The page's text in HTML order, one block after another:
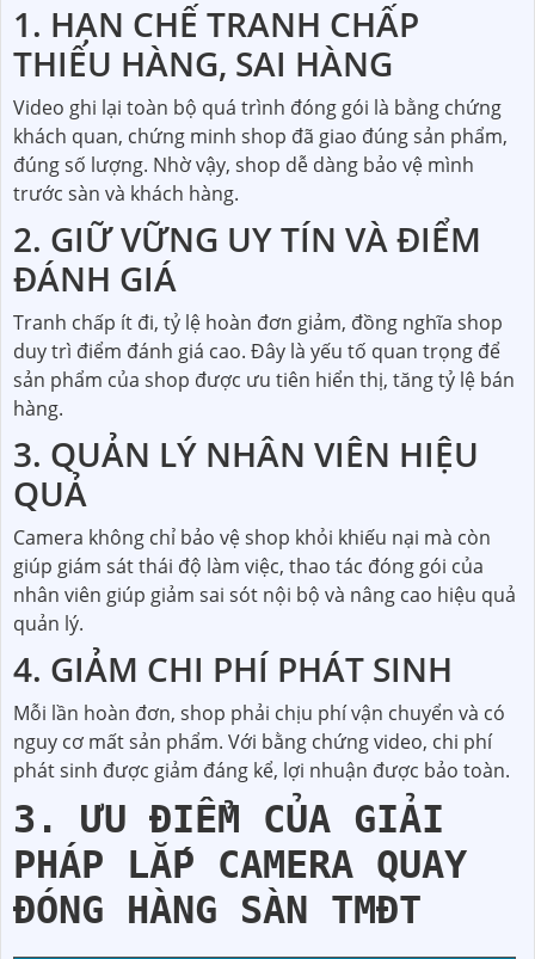
1. HẠN CHẾ TRANH CHẤP
THIẾU HÀNG, SAI HÀNG
Video ghi lại toàn bộ quá trình đóng gói là bằng chứng
khách quan, chứng minh shop đã giao đúng sản phẩm,
đúng số lượng. Nhờ vậy, shop dễ dàng bảo vệ mình
trước sàn và khách hàng.
2. GIỮ VỮNG UY TÍN VÀ ĐIỂM
ĐÁNH GIÁ
Tranh chấp ít đi, tỷ lệ hoàn đơn giảm, đồng nghĩa shop
duy trì điểm đánh giá cao. Đây là yếu tố quan trọng để
sản phẩm của shop được ưu tiên hiển thị, tăng tỷ lệ bán
hàng.
3. QUẢN LÝ NHÂN VIÊN HIỆU
QUẢ
Camera không chỉ bảo vệ shop khỏi khiếu nại mà còn
giúp giám sát thái độ làm việc, thao tác đóng gói của
nhân viên giúp giảm sai sót nội bộ và nâng cao hiệu quả
quản lý.
4. GIẢM CHI PHÍ PHÁT SINH
Mỗi lần hoàn đơn, shop phải chịu phí vận chuyển và có
nguy cơ mất sản phẩm. Với bằng chứng video, chi phí
phát sinh được giảm đáng kể, lợi nhuận được bảo toàn.
3. ƯU ĐIỂM CỦA GIẢI
PHÁP LẮP CAMERA QUAY
ĐÓNG HÀNG SÀN TMĐT